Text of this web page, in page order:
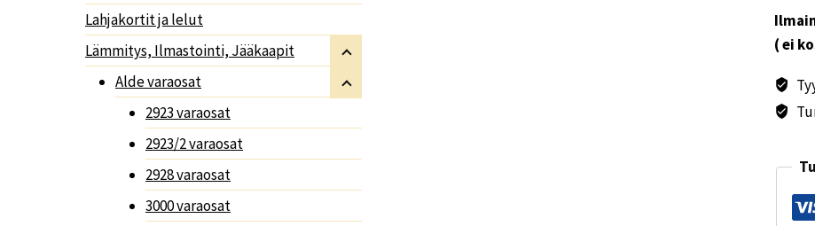
( ei
Lahjakortit ja lelut
Lämmitys, Ilmastointi, Jääkaapit
Alde varaosat
2923 varaosat
2923/2 varaosat
2928 varaosat
3000 varaosat